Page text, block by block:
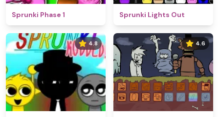
Sprunki Phase 1 Sprunki Lights Out
4.8 4.6